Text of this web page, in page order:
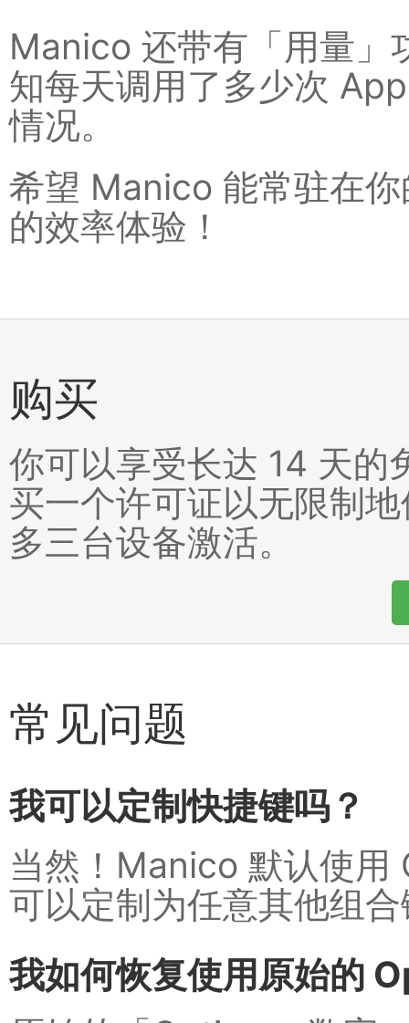
Manico 还带有「用量」
知每天调用了多少次
情况。
希望 Manico 能常驻在
的效率体验！
购买
你可以享受长达 14 天的
买一个许可证以无限制
多三台设备激活。
常见问题
我可以定制快捷键吗？
当然！Manico 默认使
可以定制为任意其他组
我如何恢复使用原始的